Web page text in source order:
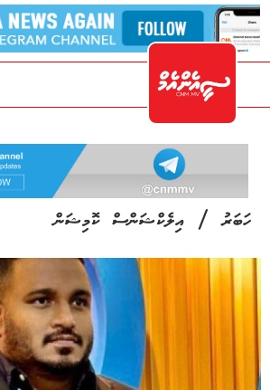
ހަބަރު/ އިލެކްޝަންސް ކޮމިޝަން